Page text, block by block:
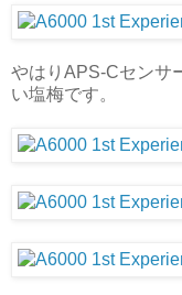
やはりAPS-Cセンサ
い塩梅です。